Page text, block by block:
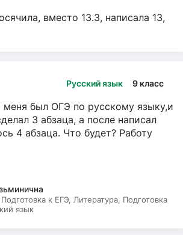
вместо 13.3, написала 13,
Русский язык 9 класс
меня был ОГЭ по русскому языку,и
3 абзаца, а после написал
4 абзаца. Что будет? Работу
Подготовка к ЕГЭ, Литература, Подготовка
язык